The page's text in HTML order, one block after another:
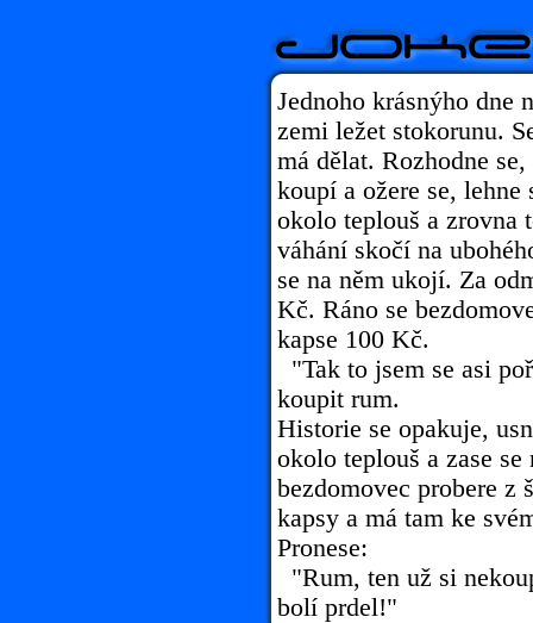
Jednoho krásnýho dne
zemi ležet stokorunu.
má dělat. Rozhodne
koupí a ožere se,
okolo teplouš a zrovna
váhání skočí na
se na něm ukojí. Za
Kč. Ráno se
kapse 100 Kč.
"Tak to jsem se asi
koupit rum.
Historie se opakuje,
okolo teplouš a zase
bezdomovec probere z
kapsy a má tam ke
Pronese:
"Rum, ten už si
bolí prdel!"